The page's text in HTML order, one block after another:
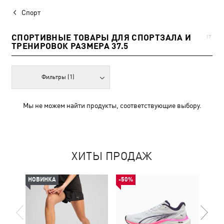
Спорт
СПОРТИВНЫЕ ТОВАРЫ ДЛЯ СПОРТЗАЛА И
ТРЕНИРОВОК РАЗМЕРА 37.5
17
Фильтры (1)
Мы не можем найти продукты, соответствующие выбору.
ХИТЫ ПРОДАЖ
НОВИНКА -50%